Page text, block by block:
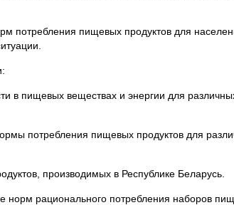
потребления пищевых продуктов для
в пищевых веществах и энергии для
потребления пищевых продуктов для
производимых в Республике Беларусь.
норм рационального потребления наборов